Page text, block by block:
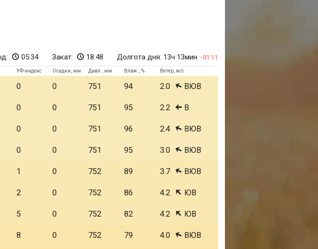
05:34 Закат: 18:48 Долгота дня: 13ч 13мин 01:11
УФ-индекс Осадки, мм Давл., мм Влаж., % Ветер, м/с
0 0 751 94 2.0 ВЮВ
0 0 751 95 2.2 В
0 0 751 96 2.4 ВЮВ
0 0 751 95 3.0 ВЮВ
1 0 752 89 3.7 ВЮВ
2 0 752 86 4.2 ЮВ
5 0 752 82 4.2 ЮВ
8 0 752 79 4.0 ВЮВ